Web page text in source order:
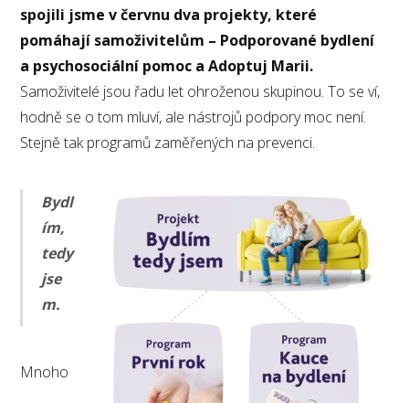
spojili jsme v červnu dva projekty, které
pomáhají samoživitelům – Podporované bydlení
a psychosociální pomoc a Adoptuj Marii.
Samoživitelé jsou řadu let ohroženou skupinou. To se ví,
hodně se o tom mluví, ale nástrojů podpory moc není.
Stejně tak programů zaměřených na prevenci.
Bydl
ím,
tedy
jse
m.
Mnoho